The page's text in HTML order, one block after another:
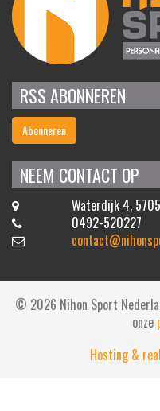
RSS ABONNEREN
Abonneren
NEEM CONTACT OP
Waterdijk 4,
0492-520227
© 2026 Nihon Sport
onze
Hosting &